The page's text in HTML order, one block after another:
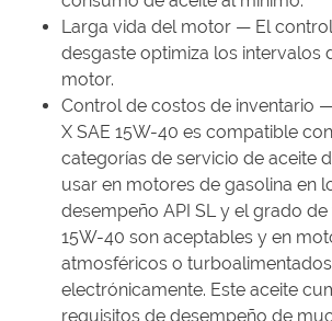
Larga vida del motor — El
desgaste optimiza los intervalos
motor.
Control de costos de inventario
X SAE 15W-40 es compatible
categorías de servicio de aceite
usar en motores de gasolina en
desempeño API SL y el grado
15W-40 son aceptables y en
atmosféricos o
electrónicamente. Este aceite
requisitos de desempeño de